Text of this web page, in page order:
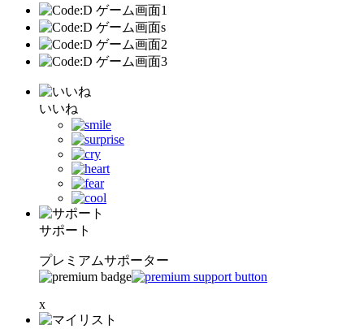
いいね
サポート
プレミアムサポーター
x